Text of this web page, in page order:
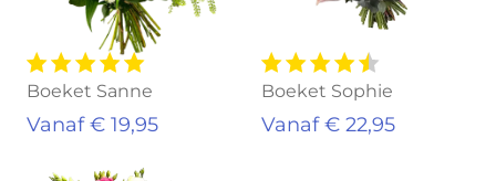
Boeket Sanne
Vanaf € 19,95
Boeket Sophie
Vanaf € 22,95